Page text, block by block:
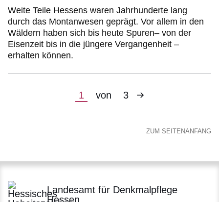
Weite Teile Hessens waren Jahrhunderte lang
durch das Montanwesen geprägt. Vor allem in den
Wäldern haben sich bis heute Spuren– von der
Eisenzeit bis in die jüngere Vergangenheit –
erhalten können.
Aktuelle
1 von 3
Nächste
ZUM SEITENANFANG
Landesamt für Denkmalpflege
Hessen